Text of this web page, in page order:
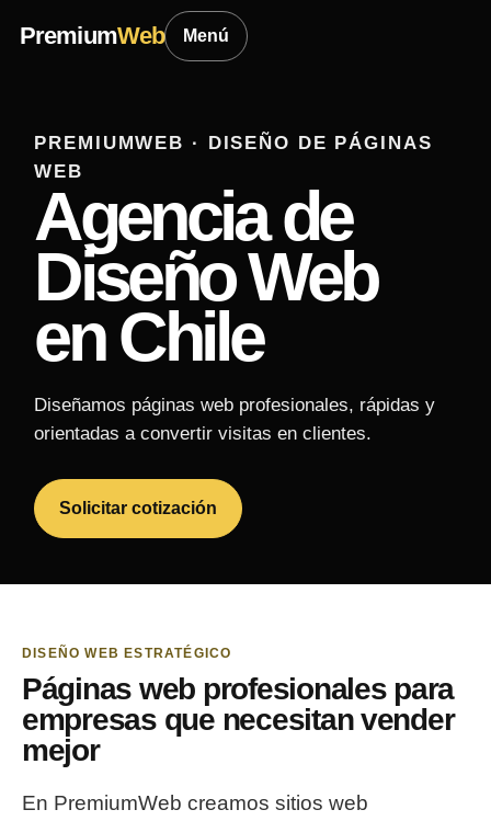
PremiumWeb Menú
PREMIUMWEB · DISEÑO DE PÁGINAS
WEB
Agencia de
Diseño Web
en Chile
Diseñamos páginas web profesionales, rápidas y
orientadas a convertir visitas en clientes.
Solicitar cotización
DISEÑO WEB ESTRATÉGICO
Páginas web profesionales para
empresas que necesitan vender
mejor
En PremiumWeb creamos sitios web